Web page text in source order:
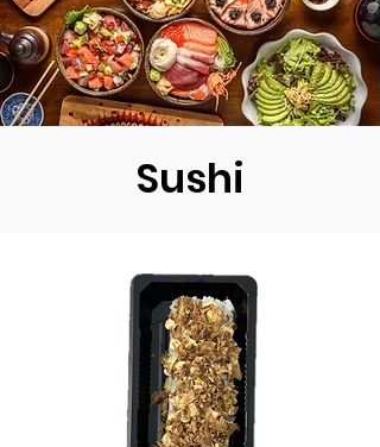
Sushi